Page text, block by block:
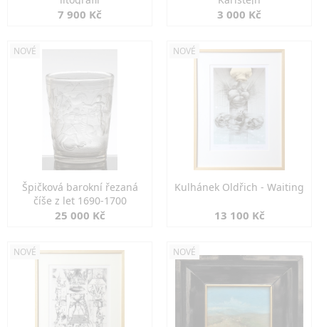
7 900 Kč 3 000 Kč
NOVÉ
Špičková barokní řezaná
číše z let 1690-1700
25 000 Kč
NOVÉ
Kulhánek Oldřich - Waiting
13 100 Kč
NOVÉ NOVÉ